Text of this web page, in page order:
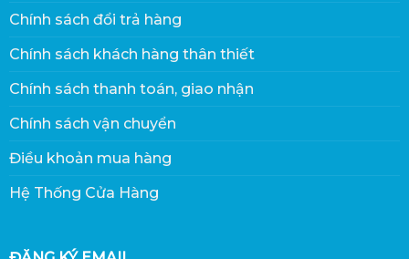
Chính sách đổi trả hàng
Chính sách khách hàng thân thiết
Chính sách thanh toán, giao nhận
Chính sách vận chuyển
Điều khoản mua hàng
Hệ Thống Cửa Hàng